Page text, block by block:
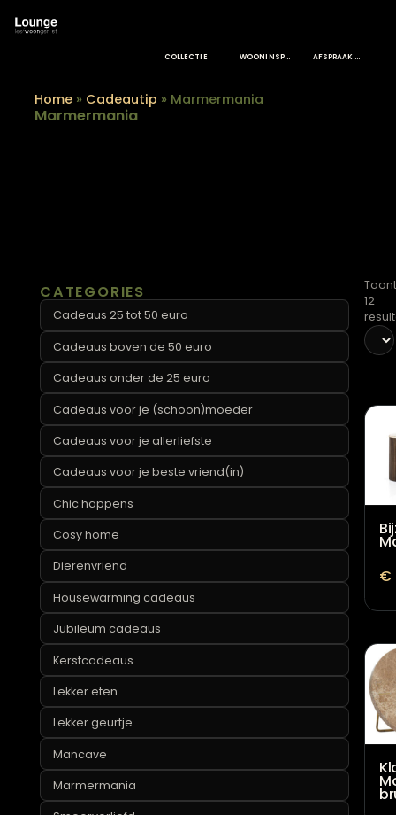
Home»Cadeautip»Marmermania
Marmermania
CATEGORIES
Cadeaus 25 tot 50 euro
Cadeaus boven de 50 euro
Cadeaus onder de 25 euro
Cadeaus voor je (schoon)moeder
Cadeaus voor je allerliefste
Cadeaus voor je beste vriend(in)
Chic happens
Cosy home
Dierenvriend
Housewarming cadeaus
Jubileum cadeaus
Kerstcadeaus
Lekker eten
Lekker geurtje